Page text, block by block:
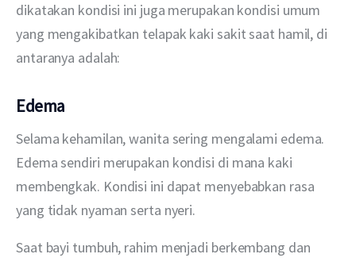
dikatakan kondisi ini juga merupakan kondisi umum
yang mengakibatkan telapak kaki sakit saat hamil, di
antaranya adalah:
Edema
Selama kehamilan, wanita sering mengalami edema.
Edema sendiri merupakan kondisi di mana kaki
membengkak. Kondisi ini dapat menyebabkan rasa
yang tidak nyaman serta nyeri.
Saat bayi tumbuh, rahim menjadi berkembang dan